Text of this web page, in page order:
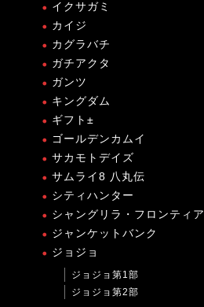
イクサガミ
カイジ
カグラバチ
ガチアクタ
ガンツ
キングダム
ギフト±
ゴールデンカムイ
サカモトデイズ
サムライ8 八丸伝
シティハンター
シャングリラ・フロンティア
ジャンケットバンク
ジョジョ
ジョジョ第1部
ジョジョ第2部